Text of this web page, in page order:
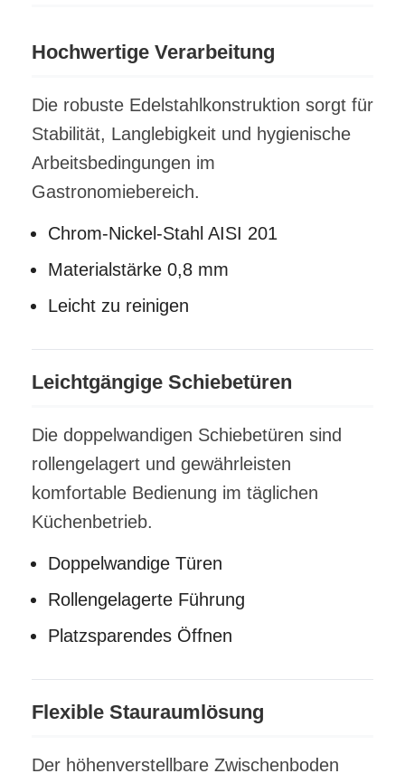
Hochwertige Verarbeitung
Die robuste Edelstahlkonstruktion sorgt für
Stabilität, Langlebigkeit und hygienische
Arbeitsbedingungen im
Gastronomiebereich.
Chrom-Nickel-Stahl AISI 201
Materialstärke 0,8 mm
Leicht zu reinigen
Leichtgängige Schiebetüren
Die doppelwandigen Schiebetüren sind
rollengelagert und gewährleisten
komfortable Bedienung im täglichen
Küchenbetrieb.
Doppelwandige Türen
Rollengelagerte Führung
Platzsparendes Öffnen
Flexible Stauraumlösung
Der höhenverstellbare Zwischenboden